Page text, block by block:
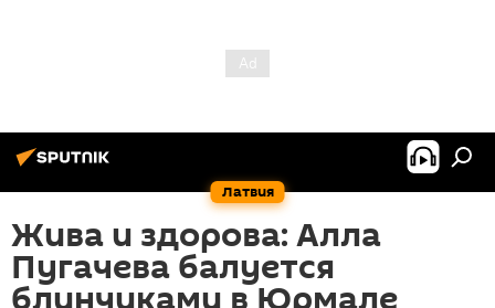
Латвия
Жива и здорова: Алла
Пугачева балуется